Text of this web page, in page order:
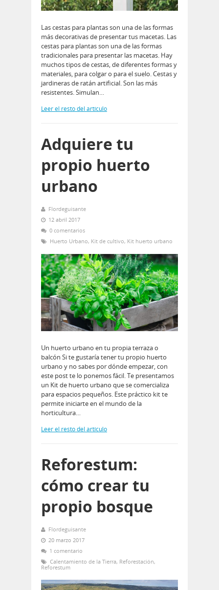
Las cestas para plantas son una de las formas
más decorativas de presentar tus macetas. Las
cestas para plantas son una de las formas
tradicionales para presentar las macetas. Hay
muchos tipos de cestas, de diferentes formas y
materiales, para colgar o para el suelo. Cestas y
jardineras de ratán artificial. Son las más
resistentes. Simulan…
Leer el resto del artículo
Adquiere tu
propio huerto
urbano
Flordeguisante
12 abril 2017
0 comentarios
Huerto Urbano, Kit de cultivo, Kit huerto urbano
Un huerto urbano en tu propia terraza o
balcón Si te gustaría tener tu propio huerto
urbano y no sabes por dónde empezar, con
este post te lo ponemos fácil. Te presentamos
un Kit de huerto urbano que se comercializa
para espacios pequeños. Este práctico kit te
permite iniciarte en el mundo de la
horticultura…
Leer el resto del artículo
Reforestum:
cómo crear tu
propio bosque
Flordeguisante
20 marzo 2017
1 comentario
Calentamiento de la Tierra, Reforestación,
Reforestum